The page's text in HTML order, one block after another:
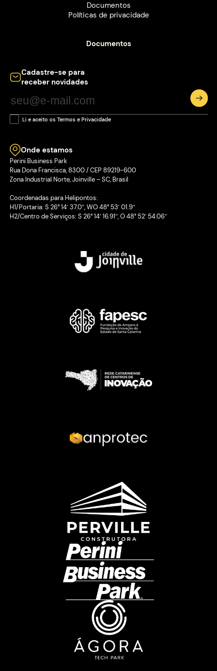
Documentos
Políticas de privacidade
Documentos
Cadastre-se para
receber novidades
Li e aceito os Termos e Privacidade
Onde estamos
Perini Business Park
Rua Dona Francisca, 8300 / CEP 89219-600
Zona Industrial Norte, Joinville – SC, Brasil
Coordenadas para Helipontos:
H1/Portaria: S 26° 14′ 37.0″, WO 48° 53′ 01.9″
H2/Centro de Serviços: S 26° 14′ 16.91″, O 48° 52′ 54.06″